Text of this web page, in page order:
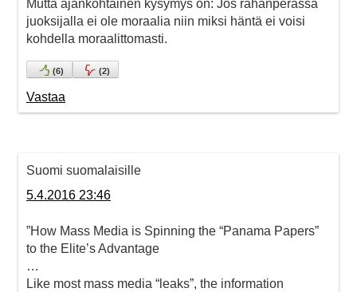
Mutta ajankohtainen kysymys on: Jos rahanperässä
juoksijalla ei ole moraalia niin miksi häntä ei voisi
kohdella moraalittomasti.
(6) (2)
Vastaa
Suomi suomalaisille
5.4.2016 23:46
”How Mass Media is Spinning the “Panama Papers”
to the Elite’s Advantage
…
Like most mass media “leaks”, the information